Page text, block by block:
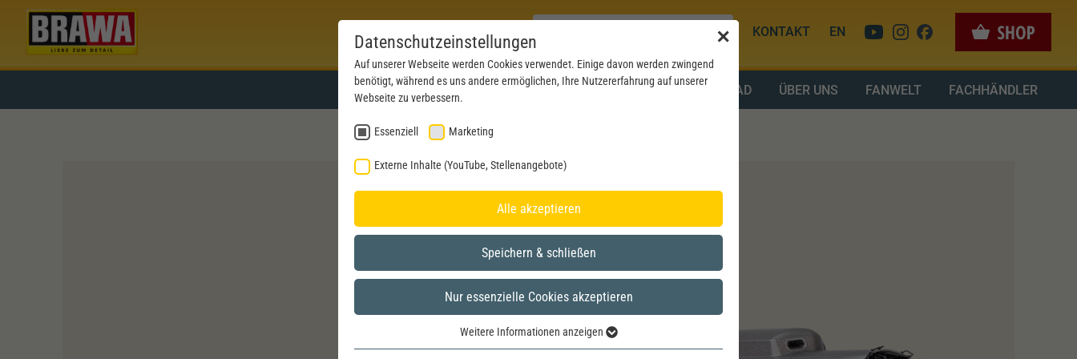
KONTAKT EN
PRODUKTE AKTUELLES SERVICE DOWNLOAD ÜBER UNS FANWELT FACHHÄNDLER
✕
Datenschutzeinstellungen
Auf unserer Webseite werden Cookies verwendet. Einige davon werden zwingend
benötigt, während es uns andere ermöglichen, Ihre Nutzererfahrung auf unserer
Webseite zu verbessern.
Essenziell Marketing
Externe Inhalte (YouTube, Stellenangebote)
Alle akzeptieren
Speichern & schließen
Nur essenzielle Cookies akzeptieren
Weitere Informationen anzeigen